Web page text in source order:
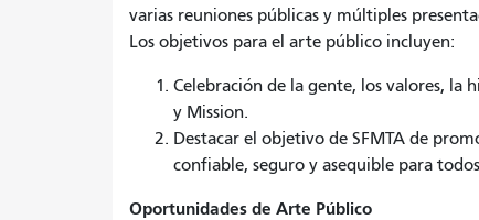
varias reuniones públicas y múltiples
Los objetivos para el arte público incluyen:
Celebración de la gente, los valores, la
y Mission.
Destacar el objetivo de SFMTA de
confiable, seguro y asequible para
Oportunidades de Arte Público